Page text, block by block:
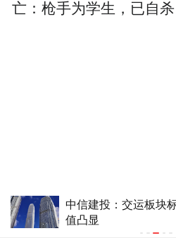
中信建投：交运板块
值凸显
亡：枪手为学生，已自杀